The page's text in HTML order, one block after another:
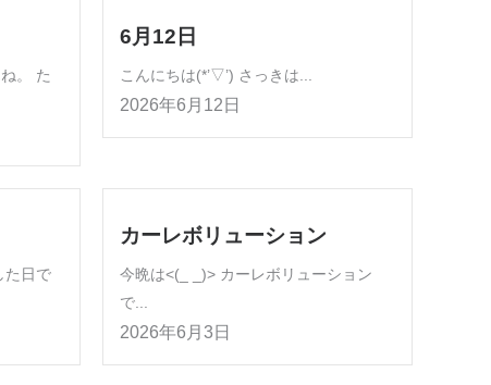
。 た
6月12日
こんにちは(*’▽’) さっきは...
2026年6月12日
た日で
カーレボリューション
今晩は<(_ _)> カーレボリューション
で...
2026年6月3日